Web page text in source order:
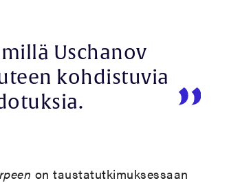
Uschanov
kohdistuvia
on taustatutkimuksessaan